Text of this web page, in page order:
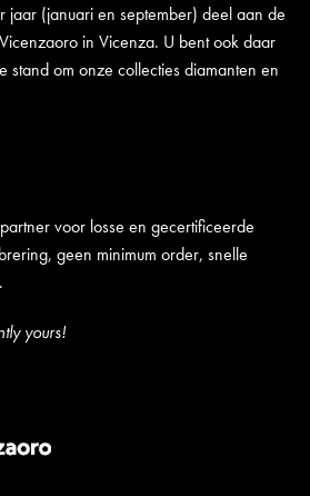
(januari en september) deel aan de
in Vicenza. U bent ook daar
stand om onze collecties diamanten en
partner voor losse en gecertificeerde
geen minimum order, snelle
yours!